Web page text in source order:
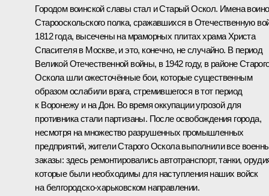
Городом воинской славы стал и Старый Оскол. Имена
Старооскольского полка, сражавшихся в Отечественную
1812 года, высечены на мраморных плитах храма Христа
Спасителя в Москве, и это, конечно, не случайно. В период
Великой Отечественной войны, в 1942 году, в районе
Оскола шли ожесточённые бои, которые существенным
образом ослабили врага, стремившегося в тот период
к Воронежу и на Дон. Во время оккупации угрозой для
противника стали партизаны. После освобождения города,
несмотря на множество разрушенных промышленных
предприятий, жители Старого Оскола выполнили все
заказы: здесь ремонтировались автотранспорт, танки,
которые были необходимы для наступления наших войск
на белгородско-харьковском направлении.